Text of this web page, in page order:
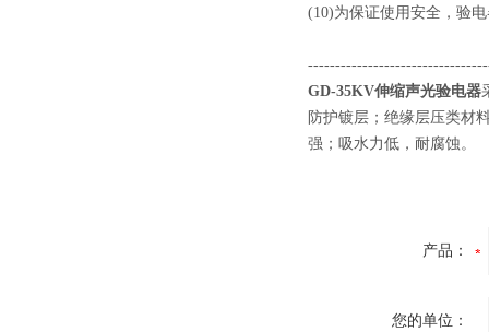
(10)为保证使用安全，验
GD-35KV伸缩声光验电器
防护镀层；绝缘层压类材
强；吸水力低，耐腐蚀。
产品：
您的单位：